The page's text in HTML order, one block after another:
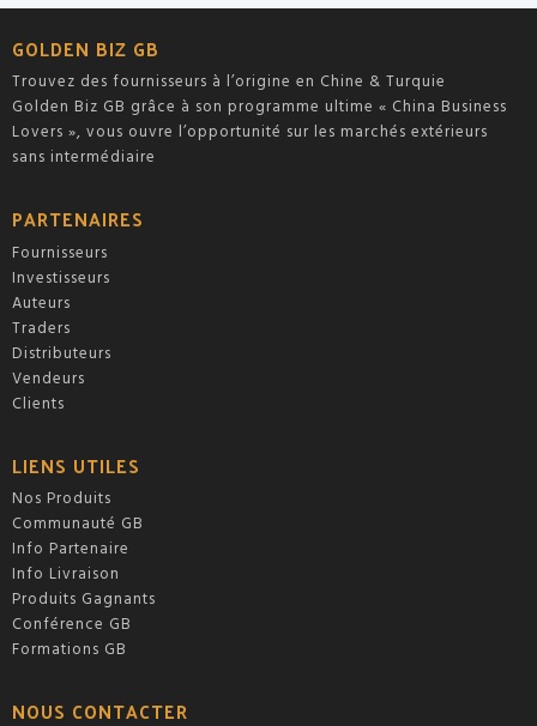
5
GOLDEN BIZ GB
Trouvez des fournisseurs à l’origine en Chine & Turquie
Golden Biz GB grâce à son programme ultime « China Business
Lovers », vous ouvre l’opportunité sur les marchés extérieurs
sans intermédiaire
PARTENAIRES
Fournisseurs
Investisseurs
Auteurs
Traders
Distributeurs
Vendeurs
Clients
LIENS UTILES
Nos Produits
Communauté GB
Info Partenaire
Info Livraison
Produits Gagnants
Conférence GB
Formations GB
NOUS CONTACTER